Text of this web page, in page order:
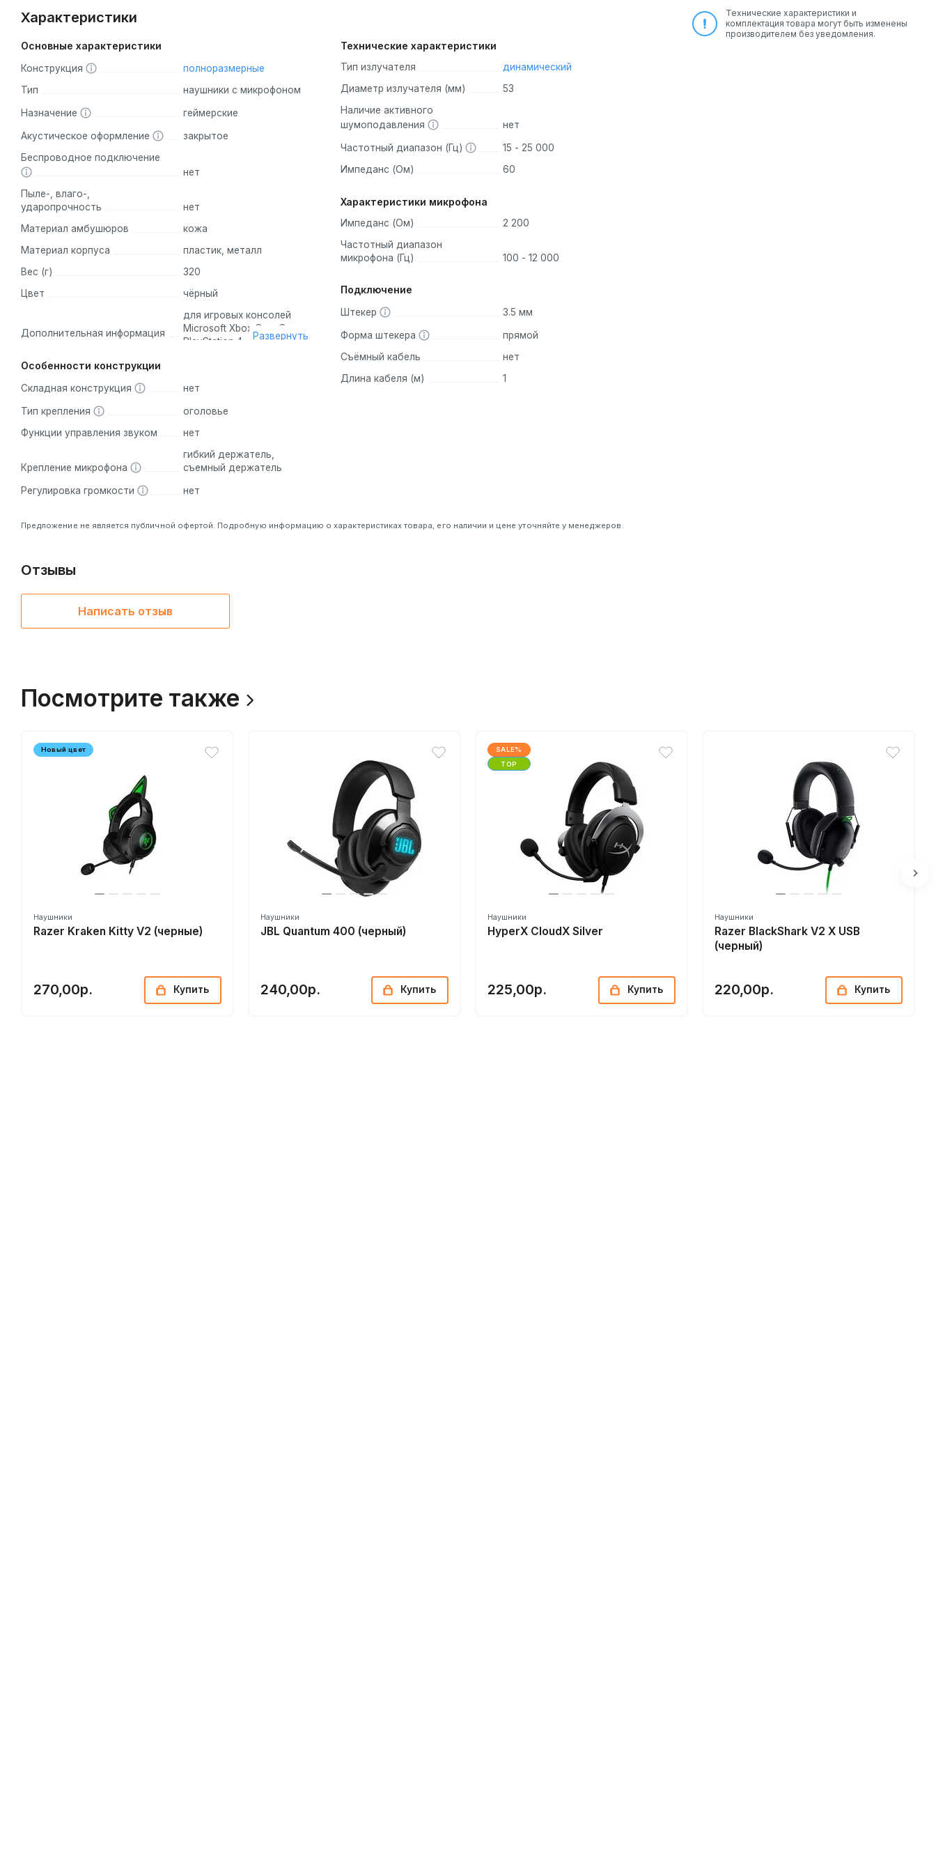
Характеристики
Основные характеристики
Конструкция
полноразмерные
Тип
наушники с микрофоном
Назначение геймерские
Акустическое оформление
закрытое
Беспроводное подключение
нет
Пыле-, влаго-,
ударопрочность
нет
Материал амбушюров
кожа
Материал корпуса
пластик, металл
Вес (г)
320
Цвет
чёрный
Дополнительная информация
для игровых консолей
Microsoft Xbox One, Sony
PlayStation 4, с
Развернуть
Особенности конструкции
Складная конструкция нет
Тип крепления
оголовье
Функции управления звуком
нет
Крепление микрофона
гибкий держатель,
съемный держатель
Регулировка громкости нет
Технические характеристики
Тип излучателя
динамический
Диаметр излучателя (мм)
53
Наличие активного
шумоподавления
нет
Частотный диапазон (Гц)
15 - 25 000
Импеданс (Ом)
60
Характеристики микрофона
Импеданс (Ом)
2 200
Частотный диапазон
микрофона (Гц)
100 - 12 000
Подключение
Штекер 3.5 мм
Форма штекера
прямой
Съёмный кабель
нет
Длина кабеля (м)
1
Предложение не является публичной офертой. Подробную информацию о характеристиках товара, его наличии и цене уточняйте у менеджеров.
Технические характеристики и
комплектация товара могут быть изменены
производителем без уведомления.
Отзывы
Написать отзыв
Посмотрите также
Новый цвет
Наушники
Razer Kraken Kitty V2 (черные)
270,00р. Купить
Наушники
JBL Quantum 400 (черный)
240,00р. Купить
SALE%
TOP
Наушники
HyperX CloudX Silver
225,00р. Купить
Наушники
Razer BlackShark V2 X USB
(черный)
220,00р. Купить